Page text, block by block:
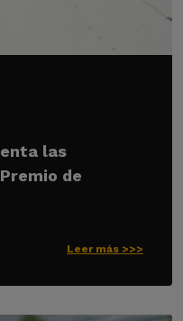
las
de
Leer más >>>